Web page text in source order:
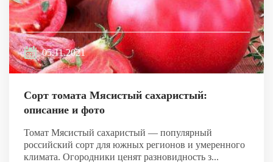
05.11.2021
Сорт томата Мясистый сахаристый:
описание и фото
Томат Мясистый сахаристый — популярный
российский сорт для южных регионов и умеренного
климата. Огородники ценят разновидность з...